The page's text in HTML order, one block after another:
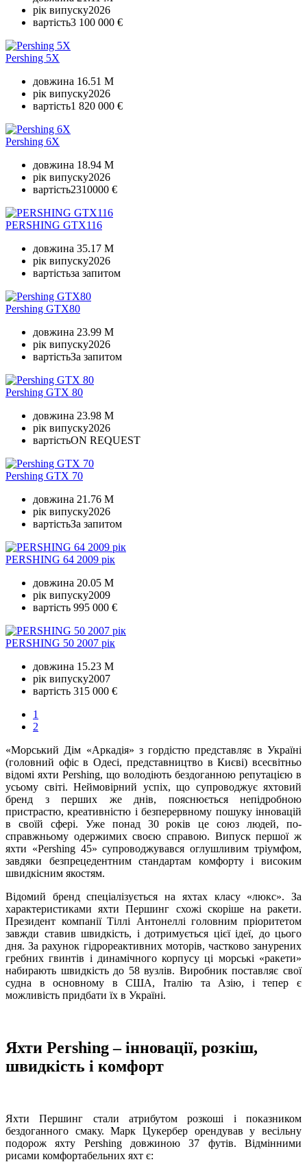
рік випуску2026
вартість3 100 000 €
Pershing 5X
довжина 16.51 M
рік випуску2026
вартість1 820 000 €
Pershing 6X
довжина 18.94 M
рік випуску2026
вартість2310000 €
PERSHING GTX116
довжина 35.17 M
рік випуску2026
вартістьза запитом
Pershing GTX80
довжина 23.99 M
рік випуску2026
вартістьЗа запитом
Pershing GTX 80
довжина 23.98 M
рік випуску2026
вартістьON REQUEST
Pershing GTX 70
довжина 21.76 M
рік випуску2026
вартістьЗа запитом
PERSHING 64 2009 рік
довжина 20.05 M
рік випуску2009
вартість 995 000 €
PERSHING 50 2007 рік
довжина 15.23 M
рік випуску2007
вартість 315 000 €
1
2
«Морський Дім «Аркадія» з гордістю представляє в Україні
(головний офіс в Одесі, представництво в Києві) всесвітньо
відомі яхти Pershing, що володіють бездоганною репутацією в
усьому світі. Неймовірний успіх, що супроводжує яхтовий
бренд з перших же днів, пояснюється непідробною
пристрастю, креативністю і безперервному пошуку інновацій
в своїй сфері. Уже понад 30 років це союз людей, по-
справжньому одержимих своєю справою. Випуск першої ж
яхти «Pershing 45» супроводжувався оглушливим тріумфом,
завдяки безпрецедентним стандартам комфорту і високим
швидкісним якостям.
Відомий бренд спеціалізується на яхтах класу «люкс». За
характеристиками яхти Першинг схожі скоріше на ракети.
Президент компанії Тіллі Антонеллі головним пріоритетом
завжди ставив швидкість, і дотримується цієї ідеї, до цього
дня. За рахунок гідрореактивних моторів, частково занурених
гребних гвинтів і динамічного корпусу ці морські «ракети»
набирають швидкість до 58 вузлів. Виробник поставляє свої
судна в основному в США, Італію та Азію, і тепер є
можливість придбати їх в Україні.
Яхти Pershing – інновації, розкіш,
швидкість і комфорт
Яхти Першинг стали атрибутом розкоші і показником
бездоганного смаку. Марк Цукербер орендував у весільну
подорож яхту Pershing довжиною 37 футів. Відмінними
рисами комфортабельних яхт є: